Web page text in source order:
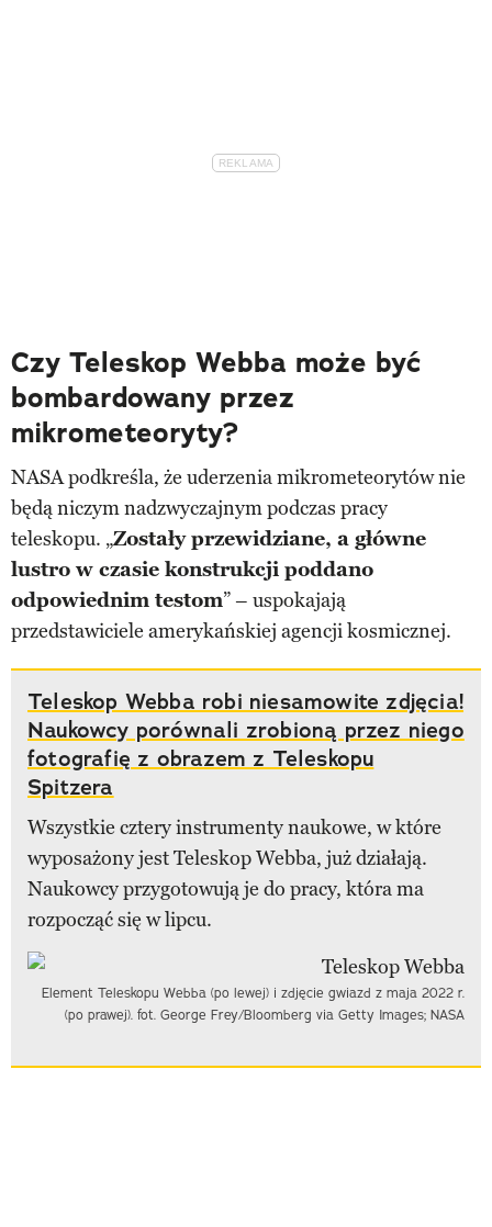
Czy Teleskop Webba może być
bombardowany przez
mikrometeoryty?
NASA podkreśla, że uderzenia mikrometeorytów nie
będą niczym nadzwyczajnym podczas pracy
teleskopu. „Zostały przewidziane, a główne
lustro w czasie konstrukcji poddano
odpowiednim testom” – uspokajają
przedstawiciele amerykańskiej agencji kosmicznej.
Teleskop Webba robi niesamowite zdjęcia!
Naukowcy porównali zrobioną przez niego
fotografię z obrazem z Teleskopu
Spitzera
Wszystkie cztery instrumenty naukowe, w które
wyposażony jest Teleskop Webba, już działają.
Naukowcy przygotowują je do pracy, która ma
rozpocząć się w lipcu.
Element Teleskopu Webba (po lewej) i zdjęcie gwiazd z maja 2022 r.
(po prawej). fot. George Frey/Bloomberg via Getty Images; NASA